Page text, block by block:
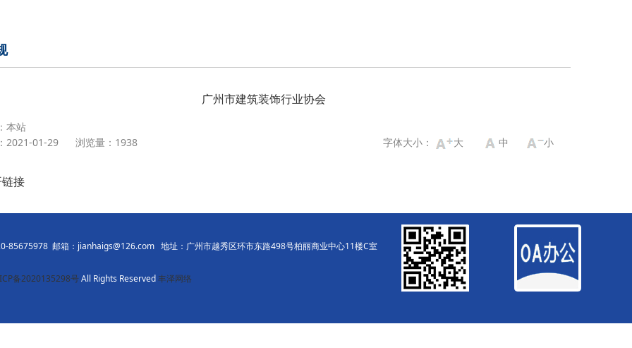
广州市建筑装饰行业协会
本站
2021-01-29
浏览量：1938 字体大小： 大 中 小
接
85675978 邮箱：jianhaigs@126.com 地址：广州市越秀区环市东路498号柏丽商业中心11楼C室
备2020135298号All Rights Reserved丰泽网络